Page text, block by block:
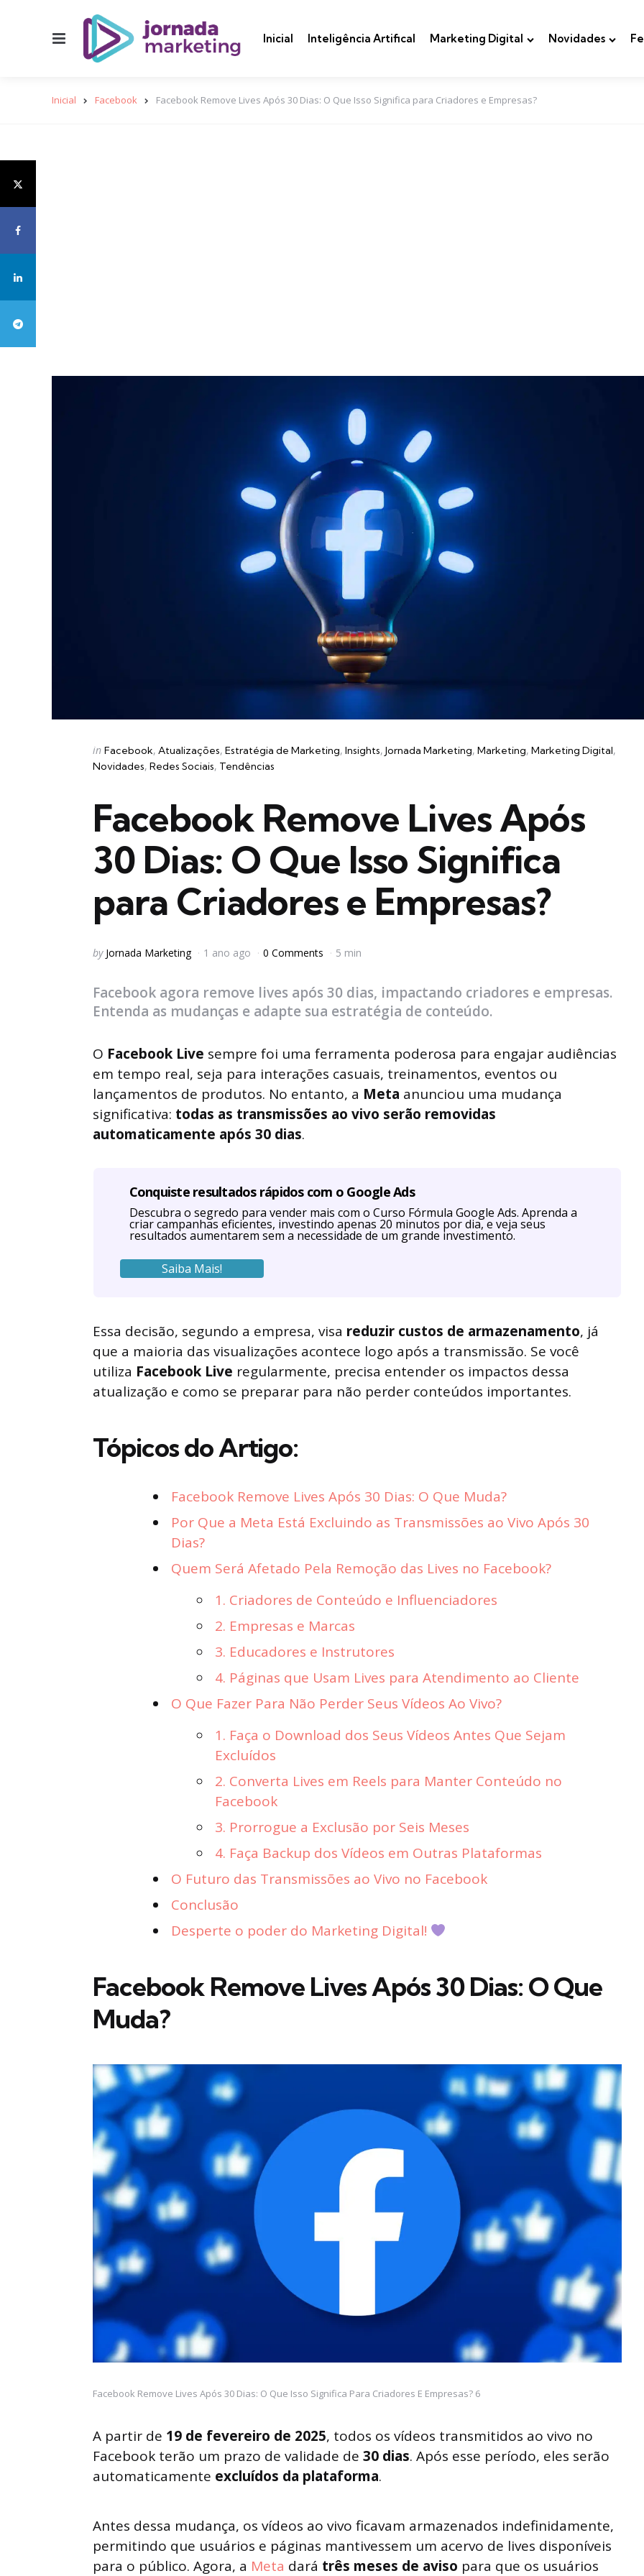
Inicial Inteligência Artifical Marketing Digital Novidades
Inicial Facebook Facebook Remove Lives Após 30 Dias: O Que Isso Significa para Criadores e Empresas?
Categories
Posted
in
in Facebook Atualizações Estratégia de Marketing Insights Jornada Marketing Marketing Marketing Digital
Novidades Redes Sociais Tendências
Facebook Remove Lives Após
30 Dias: O Que Isso Significa
para Criadores e Empresas?
Posted
by Jornada Marketing 1 ano ago 0 Comments 5 min
Facebook agora remove lives após 30 dias, impactando criadores e empresas.
Entenda as mudanças e adapte sua estratégia de conteúdo.
O Facebook Live sempre foi uma ferramenta poderosa para engajar audiências
em tempo real, seja para interações casuais, treinamentos, eventos ou
lançamentos de produtos. No entanto, a Meta anunciou uma mudança
significativa: todas as transmissões ao vivo serão removidas
automaticamente após 30 dias.
Conquiste resultados rápidos com o Google Ads
Descubra o segredo para vender mais com o Curso Fórmula Google Ads. Aprenda a
criar campanhas eficientes, investindo apenas 20 minutos por dia, e veja seus
resultados aumentarem sem a necessidade de um grande investimento.
Saiba Mais!
Essa decisão, segundo a empresa, visa reduzir custos de armazenamento, já
que a maioria das visualizações acontece logo após a transmissão. Se você
utiliza Facebook Live regularmente, precisa entender os impactos dessa
atualização e como se preparar para não perder conteúdos importantes.
Tópicos do Artigo:
Facebook Remove Lives Após 30 Dias: O Que Muda?
Por Que a Meta Está Excluindo as Transmissões ao Vivo Após 30
Dias?
Quem Será Afetado Pela Remoção das Lives no Facebook?
1. Criadores de Conteúdo e Influenciadores
2. Empresas e Marcas
3. Educadores e Instrutores
4. Páginas que Usam Lives para Atendimento ao Cliente
O Que Fazer Para Não Perder Seus Vídeos Ao Vivo?
1. Faça o Download dos Seus Vídeos Antes Que Sejam
Excluídos
2. Converta Lives em Reels para Manter Conteúdo no
Facebook
3. Prorrogue a Exclusão por Seis Meses
4. Faça Backup dos Vídeos em Outras Plataformas
O Futuro das Transmissões ao Vivo no Facebook
Conclusão
Desperte o poder do Marketing Digital!
Facebook Remove Lives Após 30 Dias: O Que
Muda?
Facebook Remove Lives Após 30 Dias: O Que Isso Significa Para Criadores E Empresas? 6
A partir de 19 de fevereiro de 2025, todos os vídeos transmitidos ao vivo no
Facebook terão um prazo de validade de 30 dias. Após esse período, eles serão
automaticamente excluídos da plataforma.
Antes dessa mudança, os vídeos ao vivo ficavam armazenados indefinidamente,
permitindo que usuários e páginas mantivessem um acervo de lives disponíveis
para o público. Agora, a Meta dará três meses de aviso para que os usuários